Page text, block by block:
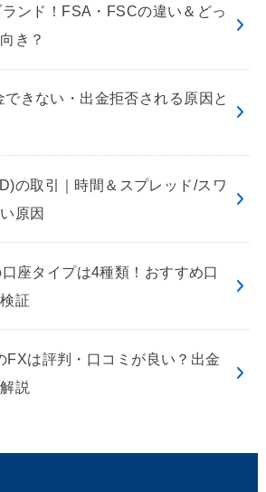
ンド！FSA・FSCの違い＆どっ
き？
きない・出金拒否される原因と
の取引｜時間＆スプレッド/スワ
原因
座タイプは4種類！おすすめ口
証
FXは評判・口コミが良い？出金
説